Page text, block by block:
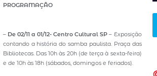
PROGRAMAÇÃO
– De 02/11 a 01/12- Centro Cultural SP– Exposição
contando a história do samba paulista. Praça das
Bibliotecas. Das 10h às 20h (de terça à sexta-feira)
e de 10h às 18h (sábados, domingos e feriados).